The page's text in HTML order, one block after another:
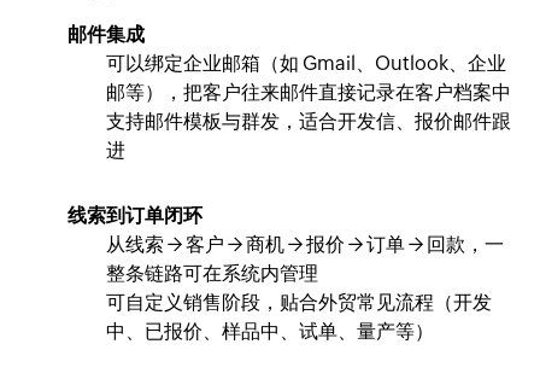
邮件集成
可以绑定企业邮箱（如 Gmail、Outlook、企业
邮等），把客户往来邮件直接记录在客户档案中
支持邮件模板与群发，适合开发信、报价邮件跟
进
线索到订单闭环
从线索 → 客户 → 商机 → 报价 → 订单 → 回款，一
整条链路可在系统内管理
可自定义销售阶段，贴合外贸常见流程（开发
中、已报价、样品中、试单、量产等）